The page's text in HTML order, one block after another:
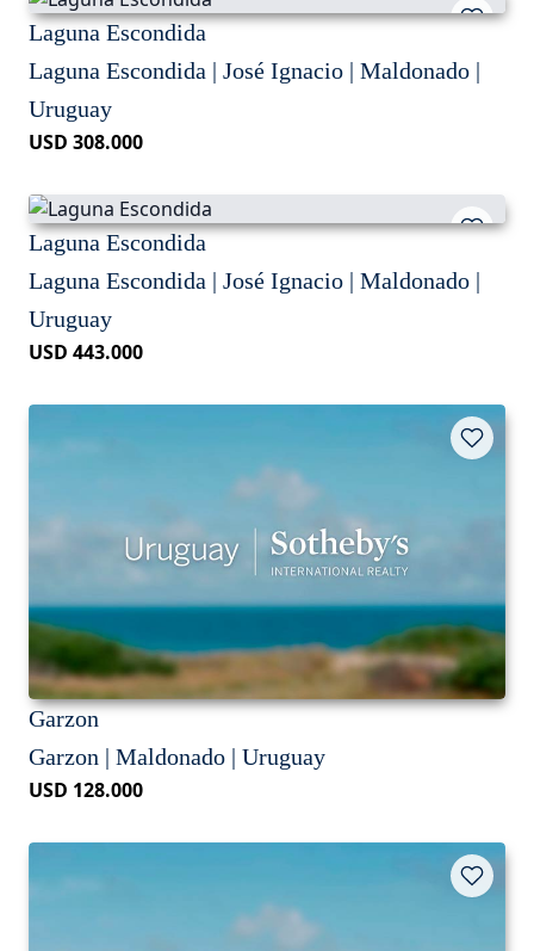
Laguna Escondida
Laguna Escondida | José Ignacio | Maldonado |
Uruguay
USD 308.000
Laguna Escondida
Laguna Escondida | José Ignacio | Maldonado |
Uruguay
USD 443.000
Garzon
Garzon | Maldonado | Uruguay
USD 128.000